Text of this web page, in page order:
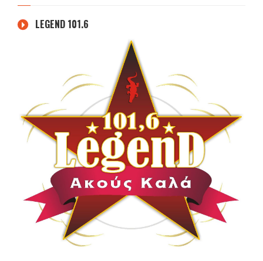
LEGEND 101.6